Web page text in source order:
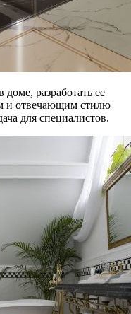
разработать ее
и отвечающим стилю
для специалистов.